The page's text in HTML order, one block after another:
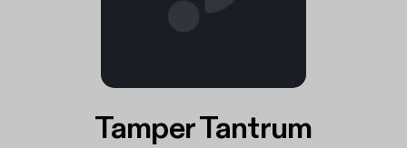
Tamper Tantrum